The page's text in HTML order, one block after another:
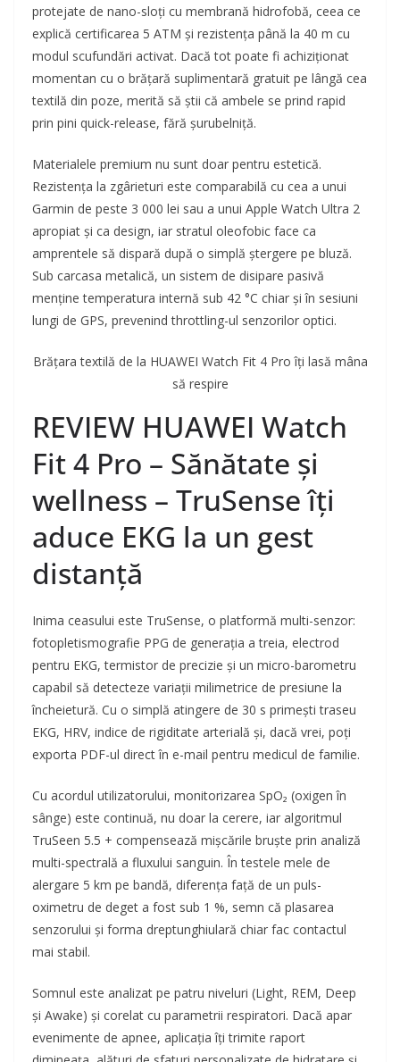
protejate de nano-sloți cu membrană hidrofobă, ceea ce
explică certificarea 5 ATM și rezistența până la 40 m cu
modul scufundări activat. Dacă tot poate fi achiziționat
momentan cu o brățară suplimentară gratuit pe lângă cea
textilă din poze, merită să știi că ambele se prind rapid
prin pini quick-release, fără șurubelniță.
Materialele premium nu sunt doar pentru estetică.
Rezistența la zgârieturi este comparabilă cu cea a unui
Garmin de peste 3 000 lei sau a unui Apple Watch Ultra 2
apropiat și ca design, iar stratul oleofobic face ca
amprentele să dispară după o simplă ștergere pe bluză.
Sub carcasa metalică, un sistem de disipare pasivă
menține temperatura internă sub 42 °C chiar și în sesiuni
lungi de GPS, prevenind throttling-ul senzorilor optici.
Brățara textilă de la HUAWEI Watch Fit 4 Pro îți lasă mâna
să respire
REVIEW HUAWEI Watch
Fit 4 Pro – Sănătate și
wellness – TruSense îți
aduce EKG la un gest
distanță
Inima ceasului este TruSense, o platformă multi-senzor:
fotopletismografie PPG de generația a treia, electrod
pentru EKG, termistor de precizie și un micro-barometru
capabil să detecteze variații milimetrice de presiune la
încheietură. Cu o simplă atingere de 30 s primești traseu
EKG, HRV, indice de rigiditate arterială și, dacă vrei, poți
exporta PDF-ul direct în e-mail pentru medicul de familie.
Cu acordul utilizatorului, monitorizarea SpO₂ (oxigen în
sânge) este continuă, nu doar la cerere, iar algoritmul
TruSeen 5.5 + compensează mișcările bruște prin analiză
multi-spectrală a fluxului sanguin. În testele mele de
alergare 5 km pe bandă, diferența față de un puls-
oximetru de deget a fost sub 1 %, semn că plasarea
senzorului și forma dreptunghiulară chiar fac contactul
mai stabil.
Somnul este analizat pe patru niveluri (Light, REM, Deep
și Awake) și corelat cu parametrii respiratori. Dacă apar
evenimente de apnee, aplicația îți trimite raport